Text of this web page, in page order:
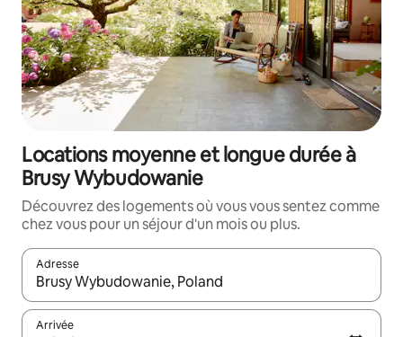
Locations moyenne et longue durée à
Brusy Wybudowanie
Découvrez des logements où vous vous sentez comme
chez vous pour un séjour d'un mois ou plus.
Adresse
Lorsque les résultats s'affichent, utilisez les flèches vers le
Arrivée